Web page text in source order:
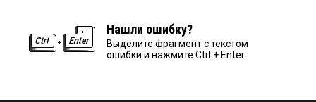
Нашли ошибку?
Выделите фрагмент с текстом
ошибки и нажмите Ctrl + Enter.